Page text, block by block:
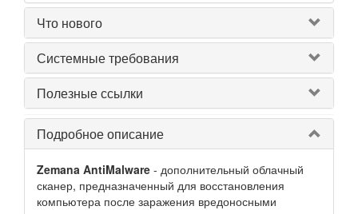
Что нового
Системные требования
Полезные ссылки
Подробное описание
Zemana AntiMalware - дополнительный облачный
сканер, предназначенный для восстановления
компьютера после заражения вредоносными